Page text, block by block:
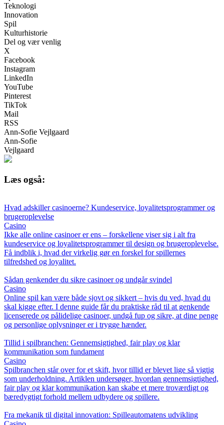
Teknologi
Innovation
Spil
Kulturhistorie
Del og vær venlig
X
Facebook
Instagram
LinkedIn
YouTube
Pinterest
TikTok
Mail
RSS
Ann-Sofie Vejlgaard
Ann-Sofie
Vejlgaard
Læs også:
Hvad adskiller casinoerne? Kundeservice, loyalitetsprogrammer og
brugeroplevelse
Casino
Ikke alle online casinoer er ens – forskellene viser sig i alt fra
kundeservice og loyalitetsprogrammer til design og brugeroplevelse.
Få indblik i, hvad der virkelig gør en forskel for spillernes
tilfredshed og loyalitet.
Sådan genkender du sikre casinoer og undgår svindel
Casino
Online spil kan være både sjovt og sikkert – hvis du ved, hvad du
skal kigge efter. I denne guide får du praktiske råd til at genkende
licenserede og pålidelige casinoer, undgå fup og sikre, at dine penge
og personlige oplysninger er i trygge hænder.
Tillid i spilbranchen: Gennemsigtighed, fair play og klar
kommunikation som fundament
Casino
Spilbranchen står over for et skift, hvor tillid er blevet lige så vigtig
som underholdning. Artiklen undersøger, hvordan gennemsigtighed,
fair play og klar kommunikation kan skabe et mere troværdigt og
bæredygtigt forhold mellem udbydere og spillere.
Fra mekanik til digital innovation: Spilleautomatens udvikling